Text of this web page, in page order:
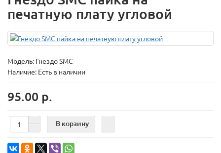
печатную плату угловой
Модель: Гнездо SMС
Наличие: Есть в наличии
95.00 р.
В корзину